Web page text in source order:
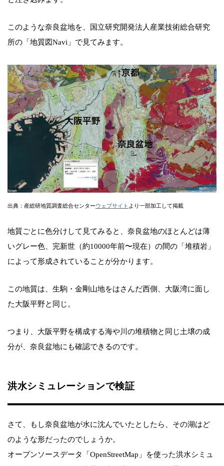
このような奈良盆地を、国立研究開発法人産業技術総合研究
所の「地質図Navi」で見てみます。
出典：産総研地質調査総合センターウェブサイト より一部加工して掲載
地質ごとに色分けして見てみると、奈良盆地のほとんどは薄
いグレー色、完新世（約10000年前〜現在）の間の「堆積岩」
によって形成されていることが分かります。
この地質は、生駒・金剛山地をはさんだ西側、大阪湾に面し
た大阪平野と同じ。
つまり、大阪平野を構成する海や川の堆積物と同じ土壌の成
分が、奈良盆地にも確認できるのです。
洪水シミュレーションで検証
さて、もし奈良盆地が水に沈んでいたとしたら、その湖はど
のような形だったのでしょうか。
オープンソースデータ「OpenStreetMap」を使った洪水シミュ